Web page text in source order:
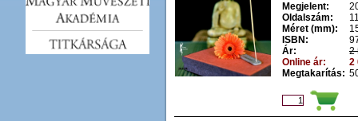
Megjelent:
Oldalszám:
Méret (mm):
ISBN:
Ár:
2
Online ár:
2
Megtakarítás: